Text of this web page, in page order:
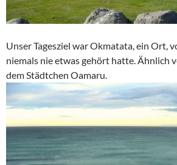
Unser Tagesziel war Okmatata, ein Ort,
niemals nie etwas gehört hatte. Ähnlich
dem Städtchen Oamaru.